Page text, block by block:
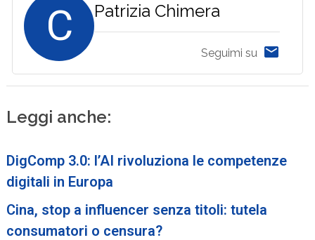
C Patrizia Chimera
Seguimi su
Leggi anche:
DigComp 3.0: l’AI rivoluziona le competenze
digitali in Europa
Cina, stop a influencer senza titoli: tutela
consumatori o censura?